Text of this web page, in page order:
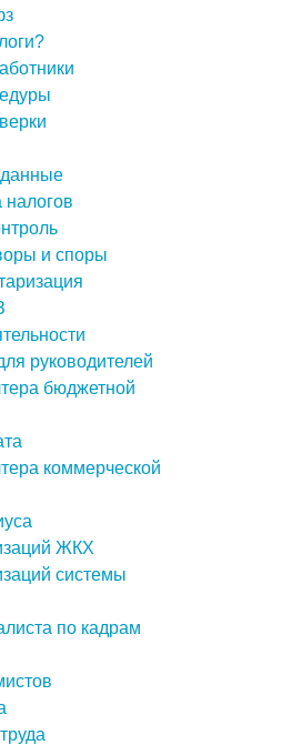
и споры
руководителей
бюджетной
коммерческой
ЖКХ
системы
по кадрам